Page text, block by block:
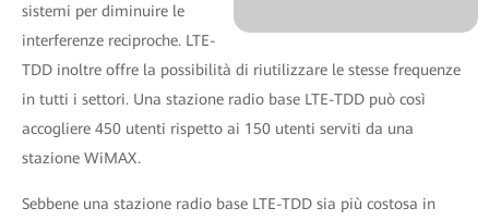
sistemi per diminuire le
interferenze reciproche. LTE-
TDD inoltre offre la possibilità di riutilizzare le stesse frequenze
in tutti i settori. Una stazione radio base LTE-TDD può così
accogliere 450 utenti rispetto ai 150 utenti serviti da una
stazione WiMAX.
Sebbene una stazione radio base LTE-TDD sia più costosa in